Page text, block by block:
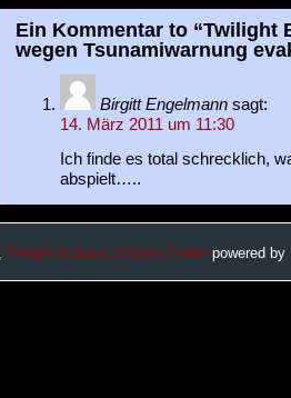
Ein Kommentar to “Twilight
wegen Tsunamiwarnung
Birgitt Engelmann sagt:
14. März 2011 um 11:30
Ich finde es total schrecklich,
abspielt…..
Twilight Eclipse, Eclipse Trailer powered by